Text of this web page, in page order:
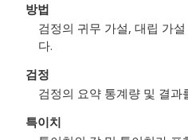
방법
검정의 귀무 가설, 대립 가
다.
검정
검정의 요약 통계량 및 결과
특이치